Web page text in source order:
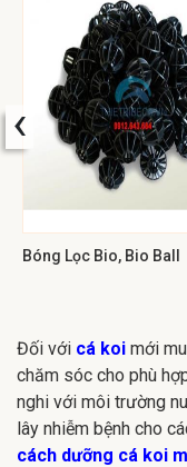
Bóng Lọc Bio, Bio Ball
‹
Đối với cá koi mới
chăm sóc cho phù
nghi với môi trường
lây nhiễm bệnh cho
cách dưỡng cá koi